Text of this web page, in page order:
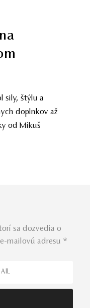
sily, štýlu a
doplnkov až
od Mikuš
sa dozvedia o
mailovú adresu *